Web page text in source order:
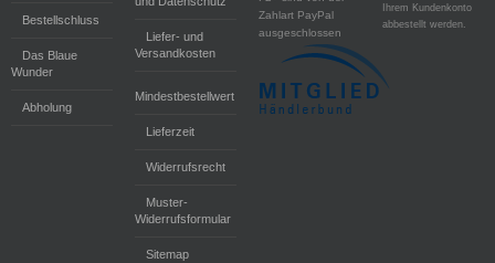
Bestellschluss
Das Blaue
Wunder
Abholung
Liefer- und
Versandkosten
Mindestbestellwert
Lieferzeit
Widerrufsrecht
Muster-
Widerrufsformular
Sitemap
Zahlart PayPal
ausgeschlossen
Ihrem Kundenkonto
abbestellt werden.